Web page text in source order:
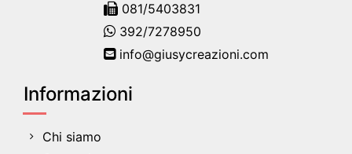
081/5403831
392/7278950
info@giusycreazioni.com
Informazioni
Chi siamo